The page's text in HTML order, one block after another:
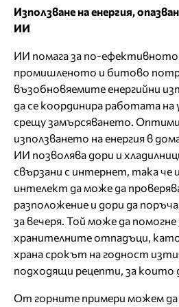
Използване на енергия,
ИИ
ИИ помага за по-ефективното
промишленото и битово
възобновяемите енергийни
да се координира работата
срещу замърсяването.
използването на енергия в
ИИ позволява дори и
свързани с интернет, така че
интелект да може да
разположение и дори да
за вечеря. Той може да помогне
хранителните отпадъци, като
храна срокът на годност
подходящи рецепти, за които
От горните примери можем да